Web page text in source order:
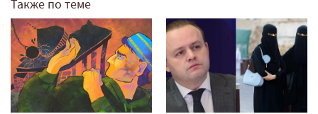
Также по теме